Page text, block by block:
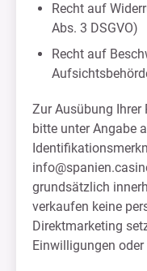
Recht auf
Abs. 3 DSGVO)
Recht auf
Zur Ausübung Ihrer
bitte unter Angabe
grundsätzlich
verkaufen keine
Direktmarketing
Einwilligungen